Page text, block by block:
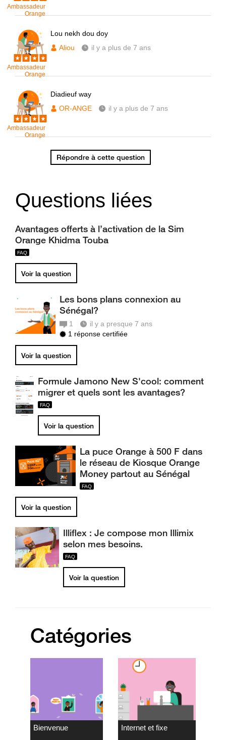
Ambassadeur
Orange
Ambassadeur
Orange
Lou nekh dou doy
Aliou
il y a plus de 7 ans
Ambassadeur
Orange
Diadieuf way
OR-ANGE
il y a plus de 7 ans
Répondre à cette question
Questions liées
Avantages offerts à l’activation de la Sim
Orange Khidma Touba
Voir la question
Les bons plans connexion au
Sénégal?
1
il y a presque 7 ans
1 réponse certifiée
Voir la question
Formule Jamono New S'cool: comment
migrer et quels sont les avantages?
Voir la question
La puce Orange à 500 F dans
le réseau de Kiosque Orange
Money partout au Sénégal
Voir la question
Illiflex : Je compose mon Illimix
selon mes besoins.
Voir la question
Catégories
Bienvenue Internet et fixe